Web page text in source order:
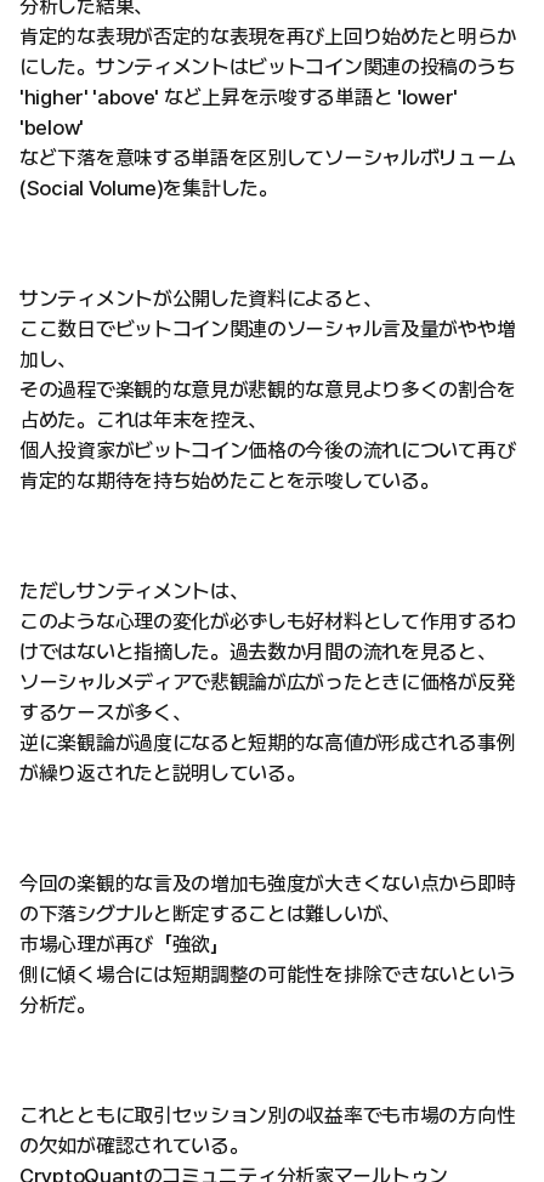
分析した結果、
肯定的な表現が否定的な表現を再び上回り始めたと明らか
にした。サンティメントはビットコイン関連の投稿のうち
'higher' 'above' など上昇を示唆する単語と 'lower'
'below'
など下落を意味する単語を区別してソーシャルボリューム
(Social Volume)を集計した。
サンティメントが公開した資料によると、
ここ数日でビットコイン関連のソーシャル言及量がやや増
加し、
その過程で楽観的な意見が悲観的な意見より多くの割合を
占めた。これは年末を控え、
個人投資家がビットコイン価格の今後の流れについて再び
肯定的な期待を持ち始めたことを示唆している。
ただしサンティメントは、
このような心理の変化が必ずしも好材料として作用するわ
けではないと指摘した。過去数か月間の流れを見ると、
ソーシャルメディアで悲観論が広がったときに価格が反発
するケースが多く、
逆に楽観論が過度になると短期的な高値が形成される事例
が繰り返されたと説明している。
今回の楽観的な言及の増加も強度が大きくない点から即時
の下落シグナルと断定することは難しいが、
市場心理が再び「強欲」
側に傾く場合には短期調整の可能性を排除できないという
分析だ。
これとともに取引セッション別の収益率でも市場の方向性
の欠如が確認されている。
CryptoQuantのコミュニティ分析家マールトゥン